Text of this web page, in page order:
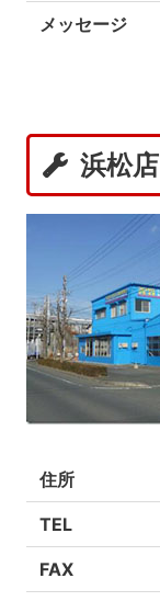
メッセージ
浜松店
住所
TEL
FAX